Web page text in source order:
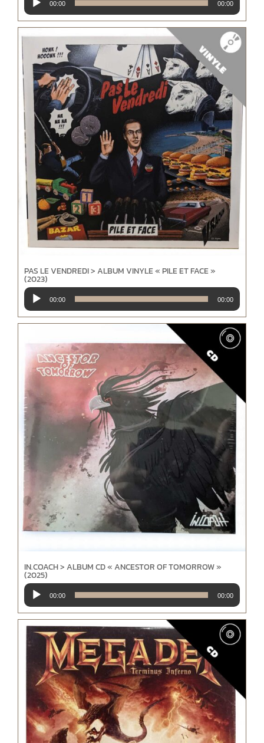
audio
00:00 00:00
PAS LE VENDREDI > ALBUM VINYLE « PILE ET FACE »
(2023)
Lecteur
audio
00:00 00:00
IN.COACH > ALBUM CD « ANCESTOR OF TOMORROW »
(2025)
Lecteur
audio
00:00 00:00